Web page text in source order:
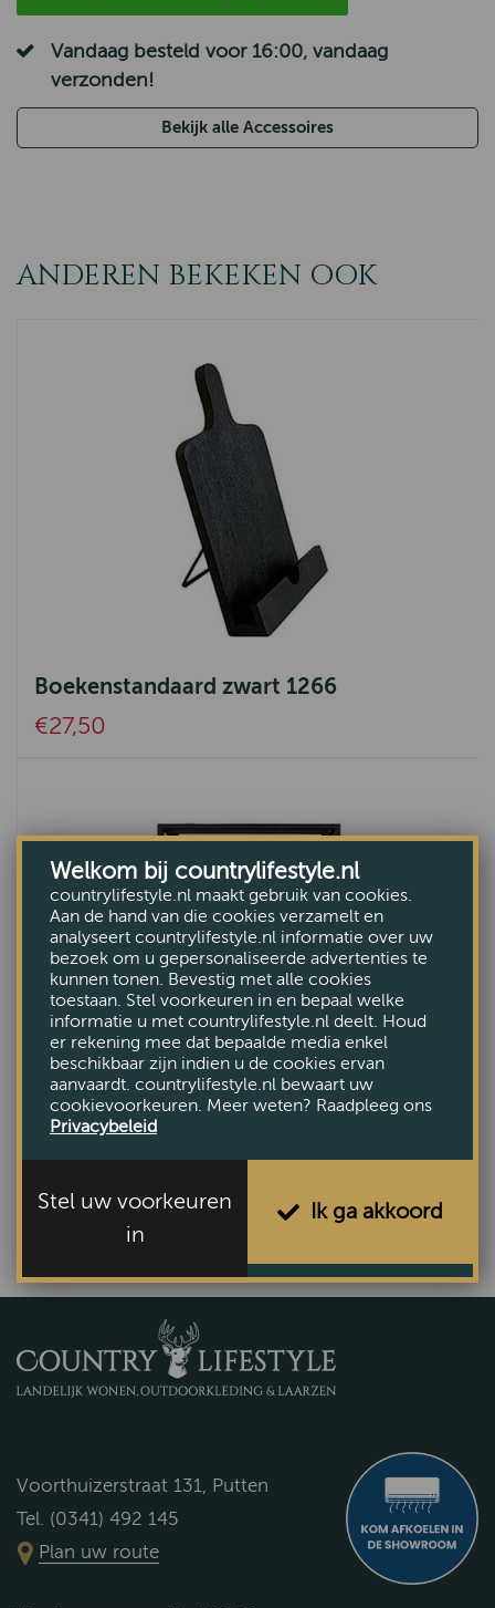
Vandaag besteld voor 16:00, vandaag
verzonden!
Bekijk alle Accessoires
ANDEREN BEKEKEN OOK
Boekenstandaard zwart 1266
€27,50
Wijnrek 4 flessen
€49,50
Voorthuizerstraat 131, Putten
Tel. (0341) 492 145
Plan uw route
Welkom bij countrylifestyle.nl
countrylifestyle.nl maakt gebruik van cookies.
Aan de hand van die cookies verzamelt en
analyseert countrylifestyle.nl informatie over uw
bezoek om u gepersonaliseerde advertenties te
kunnen tonen. Bevestig met alle cookies
toestaan. Stel voorkeuren in en bepaal welke
informatie u met countrylifestyle.nl deelt. Houd
er rekening mee dat bepaalde media enkel
beschikbaar zijn indien u de cookies ervan
aanvaardt. countrylifestyle.nl bewaart uw
cookievoorkeuren. Meer weten? Raadpleeg ons
Privacybeleid
Stel uw voorkeuren
in
Ik ga akkoord